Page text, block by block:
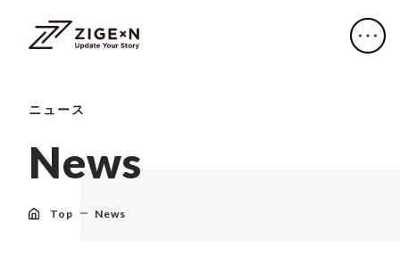
ニュース
News
Top News